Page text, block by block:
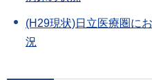
(H29現状)日立医療圏に
況